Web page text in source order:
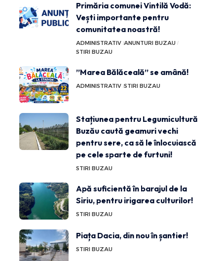
Primăria comunei Vintilă Vodă:
Vești importante pentru
comunitatea noastră!
ADMINISTRATIV ANUNTURI BUZAU
STIRI BUZAU
”Marea Bălăceală” se amână!
ADMINISTRATIV STIRI BUZAU
Stațiunea pentru Legumicultură
Buzău caută geamuri vechi
pentru sere, ca să le înlocuiască
pe cele sparte de furtuni!
STIRI BUZAU
Apă suficientă în barajul de la
Siriu, pentru irigarea culturilor!
STIRI BUZAU
Piața Dacia, din nou în șantier!
STIRI BUZAU